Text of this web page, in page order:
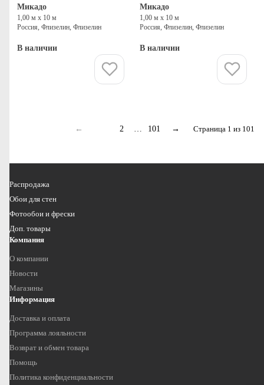
Микадо
1,00 м х 10 м
Россия, Флизелин, Флизелин
В наличии
Микадо
1,00 м х 10 м
Россия, Флизелин, Флизелин
В наличии
← 2 … 101 → Страница 1 из 101
Распродажа
Обои для стен
Фотообои и фрески
Доп. товары
Компания
О компании
Новости
Магазины
Информация
Доставка и оплата
Программа лояльности
Возврат и обмен товара
Помощь
Политика конфиденциальности